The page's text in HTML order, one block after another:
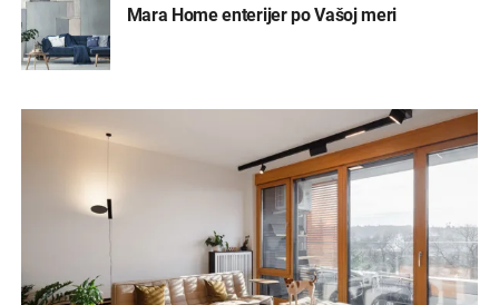
Mara Home enterijer po Vašoj meri